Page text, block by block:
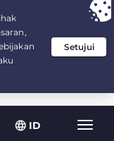
ID
years at $